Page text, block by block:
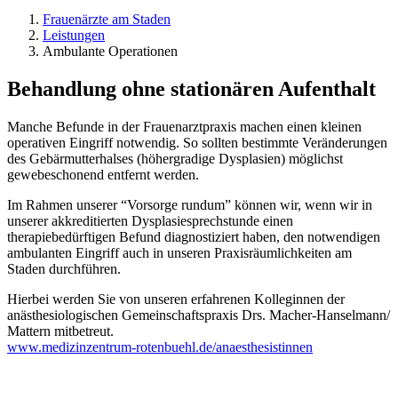
Frauenärzte am Staden
Leistungen
Ambulante Operationen
Behandlung ohne stationären Aufenthalt
Manche Befunde in der Frauenarztpraxis machen einen kleinen
operativen Eingriff notwendig. So sollten bestimmte Veränderungen
des Gebärmutterhalses (höhergradige Dysplasien) möglichst
gewebeschonend entfernt werden.
Im Rahmen unserer “Vorsorge rundum” können wir, wenn wir in
unserer akkreditierten Dysplasiesprechstunde einen
therapiebedürftigen Befund diagnostiziert haben, den notwendigen
ambulanten Eingriff auch in unseren Praxisräumlichkeiten am
Staden durchführen.
Hierbei werden Sie von unseren erfahrenen Kolleginnen der
anästhesiologischen Gemeinschaftspraxis Drs. Macher-Hanselmann/
Mattern mitbetreut.
www.medizinzentrum-rotenbuehl.de/anaesthesistinnen